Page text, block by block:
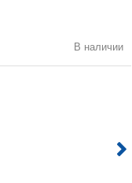
В наличии